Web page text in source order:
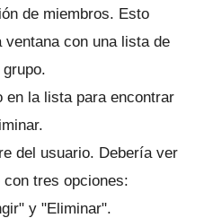
de miembros. Esto
con una lista de
en la lista para encontrar
del usuario. Debería ver
con tres opciones:
y "Eliminar".